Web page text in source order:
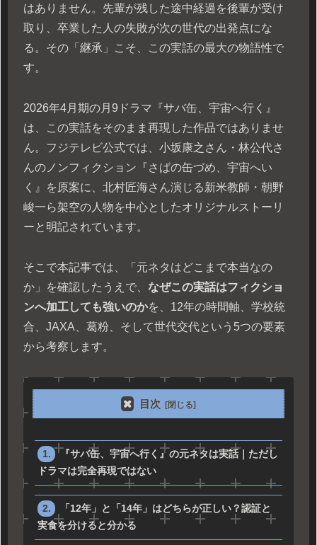
はありません。先輩が残した途中経過を後輩が受け
取り、卒業した人の失敗が次の世代の出発点にな
る。その「継承」こそ、この実話の最大の物語性で
す。
2026年4月期の月9ドラマ『サバ缶、宇宙へ行く』
は、この実話をそのまま再現した作品ではありませ
ん。フジテレビ公式では、小坂康之さん・林公代さ
んのノンフィクション『さばの缶づめ、宇宙へい
く』を原案に、北村匠海さん演じる新米教師・朝野
峻一ら架空の人物を中心としたオリジナルストーリ
ーと明記されています。
そこで本記事では、「元ネタはどこまで本当なの
か」を確認したうえで、 なぜこの実話はフィクショ
ンへ加工しても強いのかを、12年の時間軸、学校統
合、JAXA、葛粉、そして世代交代という5つの要素
から考察します。
目次
『サバ缶、宇宙へ行く』の元ネタは実話｜ただし
ドラマは完全再現ではない
「12年」と「14年」はどちらが正しい？認証と
実食を分けると分かる